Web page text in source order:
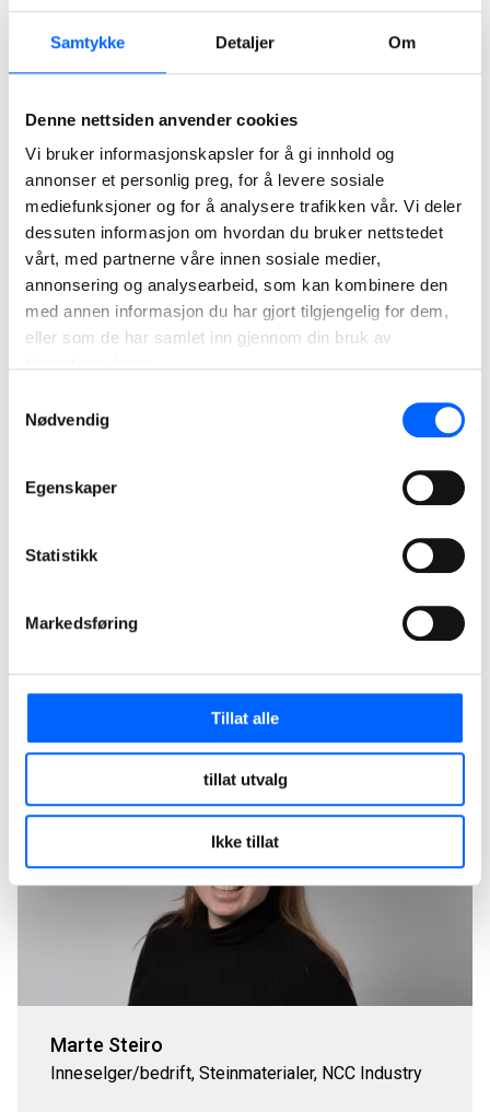
Samtykke Detaljer Om
Denne nettsiden anvender cookies
Vi bruker informasjonskapsler for å gi innhold og
annonser et personlig preg, for å levere sosiale
mediefunksjoner og for å analysere trafikken vår. Vi deler
dessuten informasjon om hvordan du bruker nettstedet
vårt, med partnerne våre innen sosiale medier,
annonsering og analysearbeid, som kan kombinere den
med annen informasjon du har gjort tilgjengelig for dem,
eller som de har samlet inn gjennom din bruk av
Nødvendig
Egenskaper
Statistikk
Markedsføring
Tillat alle
tillat utvalg
Ikke tillat
Key Account Sales, Steinmaterialer, NCC Industry
+47 905 38 700
Send epost
Send epost
Marte Steiro
Inneselger/bedrift, Steinmaterialer, NCC Industry